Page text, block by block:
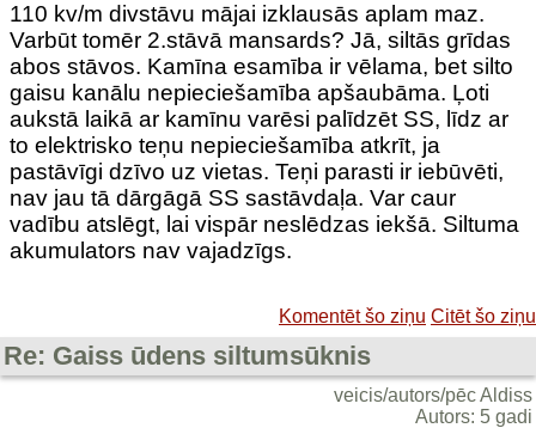
110 kv/m divstāvu mājai izklausās aplam maz.
Varbūt tomēr 2.stāvā mansards? Jā, siltās grīdas
abos stāvos. Kamīna esamība ir vēlama, bet silto
gaisu kanālu nepieciešamība apšaubāma. Ļoti
aukstā laikā ar kamīnu varēsi palīdzēt SS, līdz ar
to elektrisko teņu nepieciešamība atkrīt, ja
pastāvīgi dzīvo uz vietas. Teņi parasti ir iebūvēti,
nav jau tā dārgāgā SS sastāvdaļa. Var caur
vadību atslēgt, lai vispār neslēdzas iekšā. Siltuma
akumulators nav vajadzīgs.
Komentēt šo ziņu Citēt šo ziņu
Re: Gaiss ūdens siltumsūknis
veicis/autors/pēc Aldiss
Autors: 5 gadi